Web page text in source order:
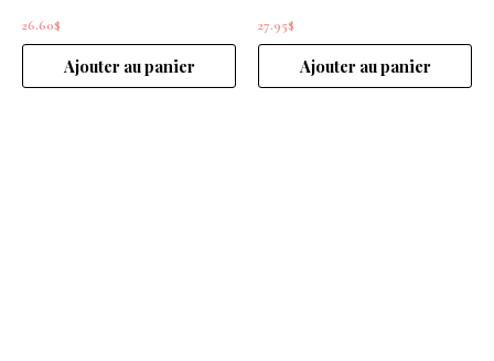
26.60$
Ajouter au panier
27.95$
Ajouter au panier